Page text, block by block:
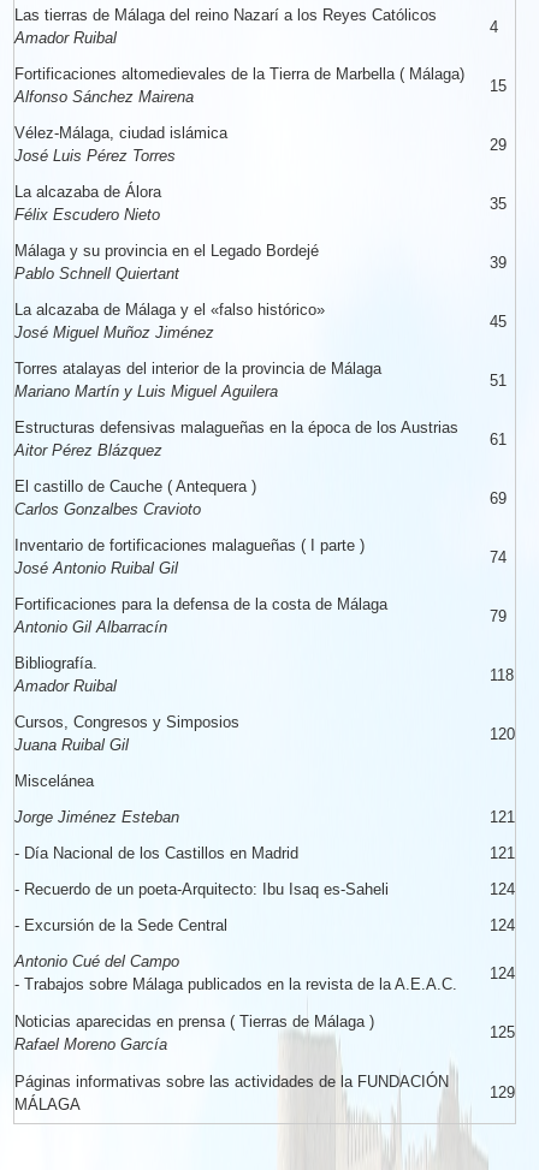
Las tierras de Málaga del reino Nazarí a los Reyes Católicos
Amador Ruibal
4
Fortificaciones altomedievales de la Tierra de Marbella ( Málaga)
Alfonso Sánchez Mairena
15
Vélez-Málaga, ciudad islámica
José Luis Pérez Torres
29
La alcazaba de Álora
Félix Escudero Nieto
35
Málaga y su provincia en el Legado Bordejé
Pablo Schnell Quiertant
39
La alcazaba de Málaga y el «falso histórico»
José Miguel Muñoz Jiménez
45
Torres atalayas del interior de la provincia de Málaga
Mariano Martín y Luis Miguel Aguilera
51
Estructuras defensivas malagueñas en la época de los Austrias
Aitor Pérez Blázquez
61
El castillo de Cauche ( Antequera )
Carlos Gonzalbes Cravioto
69
Inventario de fortificaciones malagueñas ( I parte )
José Antonio Ruibal Gil
74
Fortificaciones para la defensa de la costa de Málaga
Antonio Gil Albarracín
79
Bibliografía.
Amador Ruibal
118
Cursos, Congresos y Simposios
Juana Ruibal Gil
120
Miscelánea
Jorge Jiménez Esteban
121
- Día Nacional de los Castillos en Madrid
121
- Recuerdo de un poeta-Arquitecto: Ibu Isaq es-Saheli
124
- Excursión de la Sede Central
124
Antonio Cué del Campo
- Trabajos sobre Málaga publicados en la revista de la A.E.A.C.
124
Noticias aparecidas en prensa ( Tierras de Málaga )
Rafael Moreno García
125
Páginas informativas sobre las actividades de la FUNDACIÓN
MÁLAGA
129